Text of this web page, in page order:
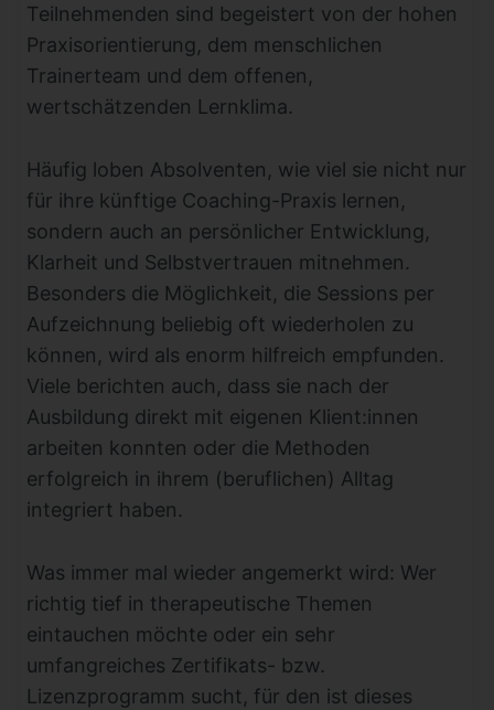
Teilnehmenden sind begeistert von der hohen
Praxisorientierung, dem menschlichen
Trainerteam und dem offenen,
wertschätzenden Lernklima.
Häufig loben Absolventen, wie viel sie nicht nur
für ihre künftige Coaching-Praxis lernen,
sondern auch an persönlicher Entwicklung,
Klarheit und Selbstvertrauen mitnehmen.
Besonders die Möglichkeit, die Sessions per
Aufzeichnung beliebig oft wiederholen zu
können, wird als enorm hilfreich empfunden.
Viele berichten auch, dass sie nach der
Ausbildung direkt mit eigenen Klient:innen
arbeiten konnten oder die Methoden
erfolgreich in ihrem (beruflichen) Alltag
integriert haben.
Was immer mal wieder angemerkt wird: Wer
richtig tief in therapeutische Themen
eintauchen möchte oder ein sehr
umfangreiches Zertifikats- bzw.
Lizenzprogramm sucht, für den ist dieses